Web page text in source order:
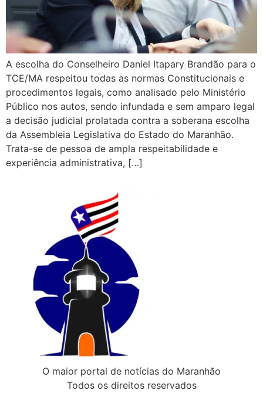
A escolha do Conselheiro Daniel Itapary Brandão para o
TCE/MA respeitou todas as normas Constitucionais e
procedimentos legais, como analisado pelo Ministério
Público nos autos, sendo infundada e sem amparo legal
a decisão judicial prolatada contra a soberana escolha
da Assembleia Legislativa do Estado do Maranhão.
Trata-se de pessoa de ampla respeitabilidade e
experiência administrativa, […]
O maior portal de notícias do Maranhão
Todos os direitos reservados